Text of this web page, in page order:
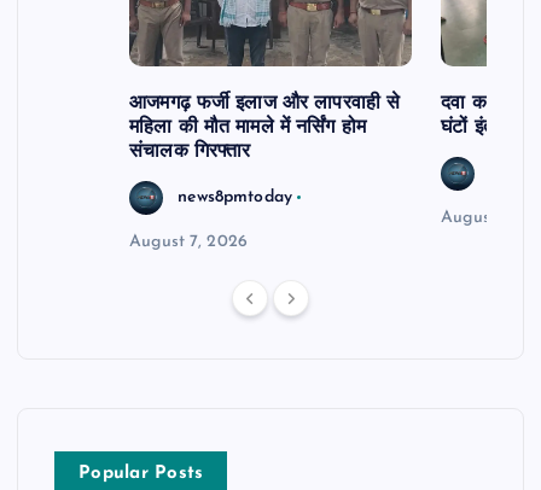
आजमगढ़ फर्जी इलाज और लापरवाही से
महिला की मौत मामले में नर्सिंग होम
संचालक गिरफ्तार
news8pmtoday
August 7, 2026
दवा कक्ष में
घंटों इंतजार
August 6,
Popular Posts